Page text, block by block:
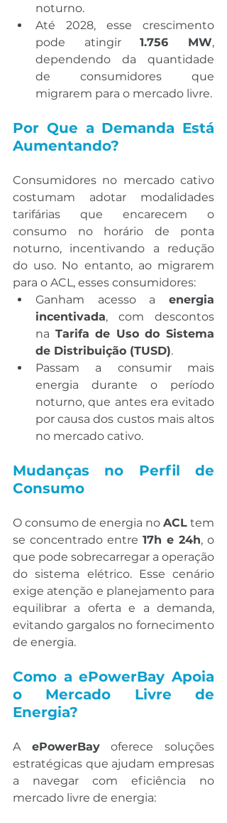
noturno.
Até 2028, esse crescimento
pode atingir 1.756 MW,
dependendo da quantidade
de consumidores que
migrarem para o mercado livre.
Por Que a Demanda Está
Aumentando?
Consumidores no mercado cativo
costumam adotar modalidades
tarifárias que encarecem o
consumo no horário de ponta
noturno, incentivando a redução
do uso. No entanto, ao migrarem
para o ACL, esses consumidores:
Ganham acesso a energia
incentivada, com descontos
na Tarifa de Uso do Sistema
de Distribuição (TUSD).
Passam a consumir mais
energia durante o período
noturno, que antes era evitado
por causa dos custos mais altos
no mercado cativo.
Mudanças no Perfil de
Consumo
O consumo de energia no ACL tem
se concentrado entre 17h e 24h, o
que pode sobrecarregar a operação
do sistema elétrico. Esse cenário
exige atenção e planejamento para
equilibrar a oferta e a demanda,
evitando gargalos no fornecimento
de energia.
Como a ePowerBay Apoia
o Mercado Livre de
Energia?
A ePowerBay oferece soluções
estratégicas que ajudam empresas
a navegar com eficiência no
mercado livre de energia: